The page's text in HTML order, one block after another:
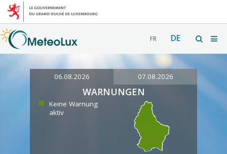
FR DE
06.08.2026 07.08.2026
WARNUNGEN
Keine Warnung
aktiv